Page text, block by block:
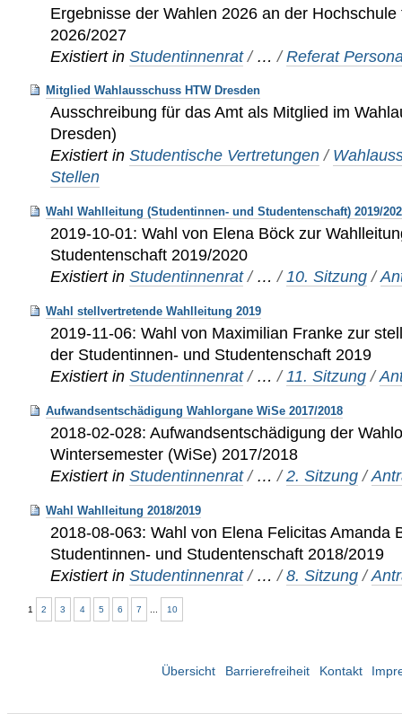
Ergebnisse der Wahlen 2026 an der
2026/2027
Existiert in Studentinnenrat / …/Referat
Mitglied Wahlausschuss HTW Dresden
Ausschreibung für das Amt als Mitglied im
Dresden)
Existiert in Studentische Vertretungen /
Stellen
Wahl Wahlleitung (Studentinnen- und Studentenschaft) 2019/
2019-10-01: Wahl von Elena Böck zur
Studentenschaft 2019/2020
Existiert in Studentinnenrat / …/10. Sitzung /
Wahl stellvertretende Wahlleitung 2019
2019-11-06: Wahl von Maximilian Franke zur
der Studentinnen- und Studentenschaft 2019
Existiert in Studentinnenrat / …/ 11. Sitzung /
Aufwandsentschädigung Wahlorgane WiSe 2017/2018
2018-02-028: Aufwandsentschädigung der
Wintersemester (WiSe) 2017/2018
Existiert in Studentinnenrat / …/2. Sitzung /
Wahl Wahlleitung 2018/2019
2018-08-063: Wahl von Elena Felicitas Amanda
Studentinnen- und Studentenschaft 2018/2019
Existiert in Studentinnenrat / …/8. Sitzung /
1 2 3 4 5 6 7 10
Übersicht Barrierefreiheit Kontakt